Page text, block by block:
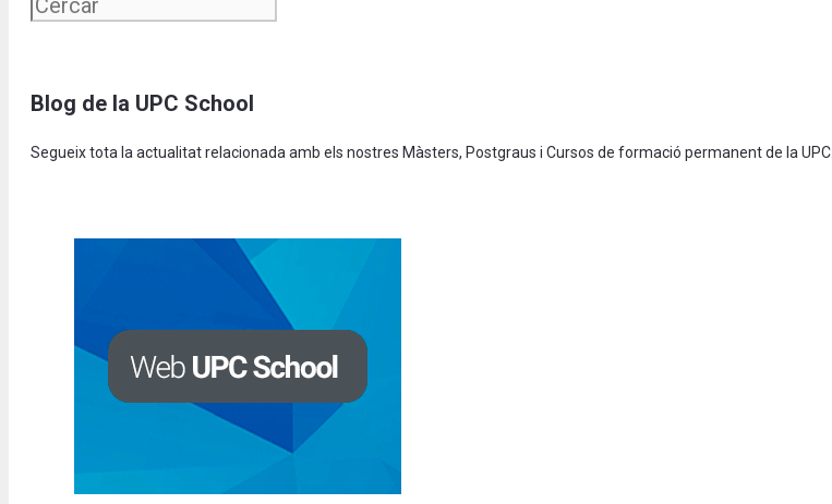
Blog de la UPC School
Segueix tota la actualitat relacionada amb els nostres Màsters, Postgraus i Cursos de formació permanent de la UPC.